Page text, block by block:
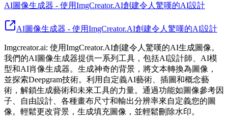
AI圖像生成器 - 使用ImgCreator.AI創建令人驚嘆的AI設計
AI圖像生成器 - 使用ImgCreator.AI創建令人驚嘆的AI設計
Imgcreator.ai: 使用ImgCreator.AI創建令人驚嘆的AI生成圖像。
我們的AI圖像生成器提供一系列工具，包括AI設計師、AI模
型和AI肖像生成器。生成神奇的背景，將文本轉換為圖像，
並探索Deepgram技術。利用自定義AI藝術、插圖和概念藝
術，解鎖生成藝術和未來工具的力量。通過功能如圖像參考因
子、自由設計、各種畫布尺寸和輸出分辨率來自定義您的圖
像。輕鬆更改背景，生成填充圖像，並輕鬆刪除水印。